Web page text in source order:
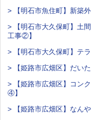
> 【明石市魚住町】新築
> 【明石市大久保町】土
工事②】
> 【明石市大久保町】テ
> 【姫路市広畑区】だい
> 【姫路市広畑区】コン
④】
> 【姫路市広畑区】なん